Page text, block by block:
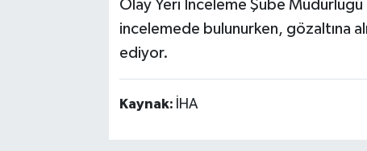
Olay Yeri İnceleme Şube
incelemede bulunurken, gözaltına
ediyor.
Kaynak: İHA